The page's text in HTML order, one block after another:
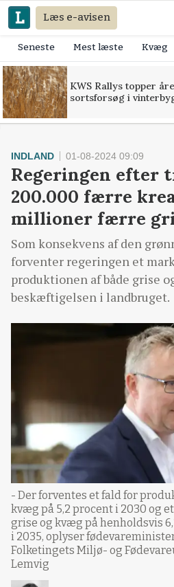
Læs e-avisen
Seneste Mest læste Kvæg
KWS Rallys topper
sortsforsøg i
INDLAND 01-08-2024 09:09
Regeringen efter
200.000 færre
millioner færre
Som konsekvens af den
forventer regeringen et
produktionen af både grise
beskæftigelsen i landbruget.
- Der forventes et fald for
kvæg på 5,2 procent i 2030 og
grise og kvæg på henholdsvis
i 2035, oplyser fødevareminister
Folketingets Miljø- og
Lemvig